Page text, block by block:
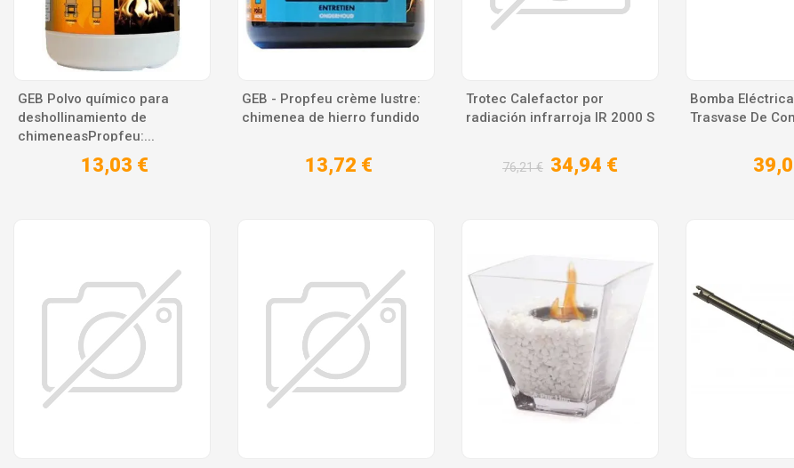
GEB Polvo químico para
deshollinamiento de
chimeneasPropfeu:...
13,03 €
GEB - Propfeu crème lustre:
chimenea de hierro fundido
13,72 €
Trotec Calefactor por
radiación infrarroja IR 2000 S
76,21 € 34,94 €
Bomba
Trasvase De